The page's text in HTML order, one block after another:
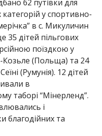
62 путівки для
категорій у спортивно-
в с. Микуличин
35 дітей пільгових
поїздкою у
Козьле (Польща) та 24
(Румунія). 12 дітей
в
таборі “Мінерленд”.
і
благодійних та